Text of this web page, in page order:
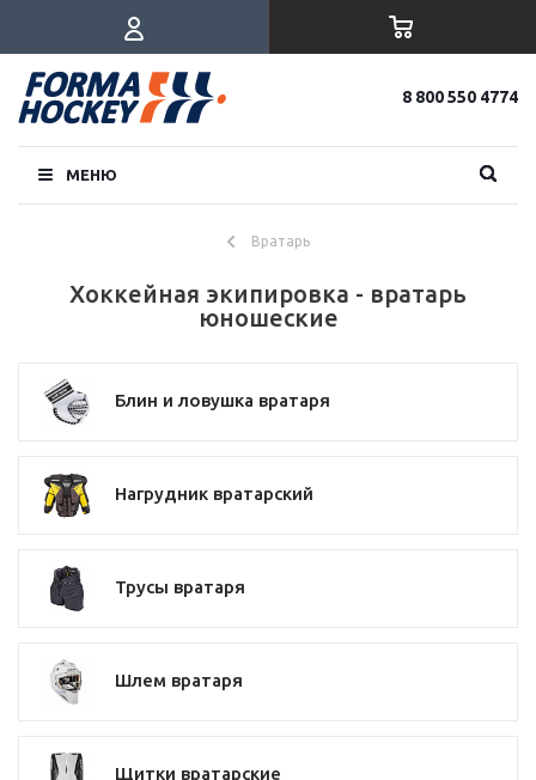
8 800 550 4774
МЕНЮ
Вратарь
Хоккейная экипировка - вратарь
юношеские
Блин и ловушка вратаря
Нагрудник вратарский
Трусы вратаря
Шлем вратаря
Щитки вратарские